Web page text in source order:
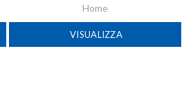
Home
VISUALIZZA